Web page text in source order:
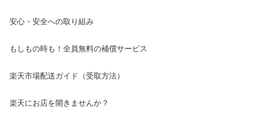
安心・安全への取り組み
もしもの時も！全員無料の補償サービス
楽天市場配送ガイド（受取方法）
楽天にお店を開きませんか？